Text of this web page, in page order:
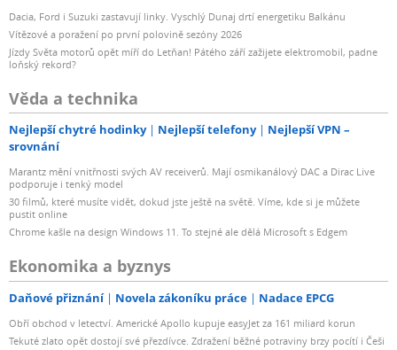
Dacia, Ford i Suzuki zastavují linky. Vyschlý Dunaj drtí energetiku Balkánu
Vítězové a poražení po první polovině sezóny 2026
Jízdy Světa motorů opět míří do Letňan! Pátého září zažijete elektromobil, padne
loňský rekord?
Věda a technika
Nejlepší chytré hodinky Nejlepší telefony
Nejlepší VPN –
srovnání
Marantz mění vnitřnosti svých AV receiverů. Mají osmikanálový DAC a Dirac Live
podporuje i tenký model
30 filmů, které musíte vidět, dokud jste ještě na světě. Víme, kde si je můžete
pustit online
Chrome kašle na design Windows 11. To stejné ale dělá Microsoft s Edgem
Ekonomika a byznys
Daňové přiznání Novela zákoníku práce Nadace EPCG
Obří obchod v letectví. Americké Apollo kupuje easyJet za 161 miliard korun
Tekuté zlato opět dostojí své přezdívce. Zdražení běžné potraviny brzy pocítí i Češi